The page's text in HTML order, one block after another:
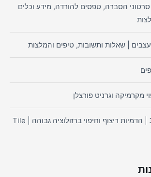
– סרטוני הסברה, טפסים להורדה, מידע וכלים
| שאלות ותשובות, טיפים והמלצות
מקרמיקה וגרניט פורצלן
הדמיית אריחים 3D | הדמיות ריצוף וחיפוי ברזולוציה גבוהה | Tile